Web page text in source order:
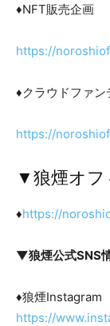
♦NFT販売企画
https://
♦クラウドファ
https://
▼狼煙オ
♦https://
▼狼煙公式SNS
♦狼煙Instagram
https://